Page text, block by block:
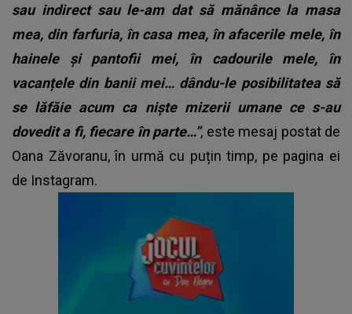
sau indirect sau le-am dat să mănânce la masa
mea, din farfuria, în casa mea, în afacerile mele, în
hainele și pantofii mei, în cadourile mele, în
vacanțele din banii mei… dându-le posibilitatea să
se lăfăie acum ca niște mizerii umane ce s-au
dovedit a fi, fiecare în parte…”, este mesaj postat de
Oana Zăvoranu, în urmă cu puțin timp, pe pagina ei
de Instagram.